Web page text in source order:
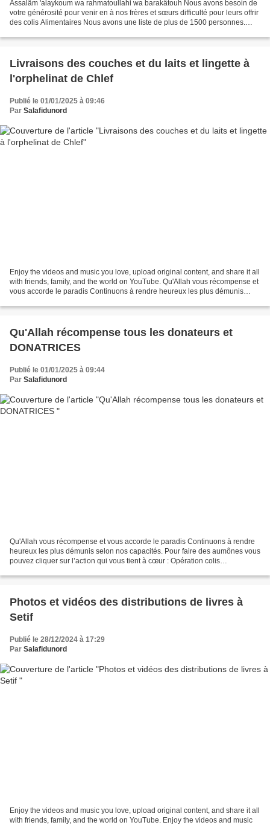
Assalâm 'alaykoum wa rahmatoullahi wa barakâtouh Nous avons besoin de
votre générosité pour venir en à nos frères et sœurs difficulté pour leurs offrir
des colis Alimentaires Nous avons une liste de plus de 1500 personnes.
Livraisons des couches et du laits et lingette à
l'orphelinat de Chlef
Publié le 01/01/2025 à 09:46
Par Salafidunord
Enjoy the videos and music you love, upload original content, and share it all
with friends, family, and the world on YouTube. Qu'Allah vous récompense et
vous accorde le paradis Continuons à rendre heureux les plus démunis
Qu'Allah récompense tous les donateurs et
DONATRICES
Publié le 01/01/2025 à 09:44
Par Salafidunord
Qu'Allah vous récompense et vous accorde le paradis Continuons à rendre
heureux les plus démunis selon nos capacités. Pour faire des aumônes vous
pouvez cliquer sur l’action qui vous tient à cœur : Opération colis
https://muslimsadaquah.fr/2024/10/operation-colis-alimentaires-ramadhan-
Photos et vidéos des distributions de livres à
Setif
Publié le 28/12/2024 à 17:29
Par Salafidunord
Enjoy the videos and music you love, upload original content, and share it all
with friends, family, and the world on YouTube. Enjoy the videos and music